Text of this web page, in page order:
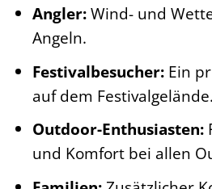
Angler:Wind- und
Angeln.
Festivalbesucher:Ein
auf dem Festivalgelände.
Outdoor-Enthusiasten:
und Komfort bei allen